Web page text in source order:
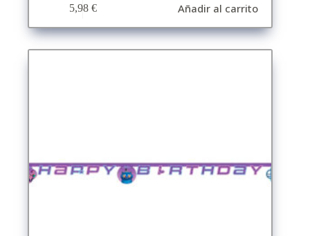
5,98 € Añadir al carrito